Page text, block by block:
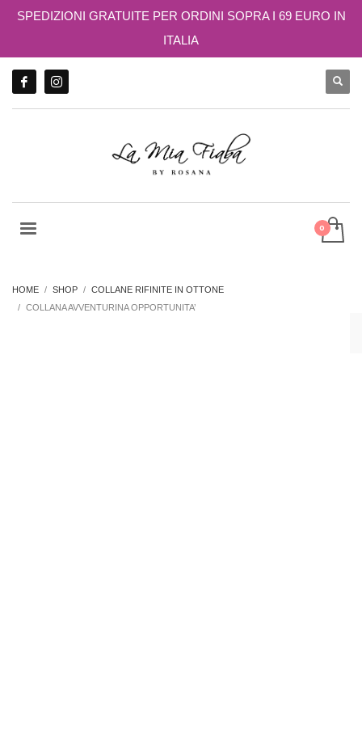
SPEDIZIONI GRATUITE PER ORDINI SOPRA I 69 EURO IN
ITALIA
HOME SHOP
COLLANE RIFINITE IN OTTONE
COLLANA AVVENTURINA OPPORTUNITA’